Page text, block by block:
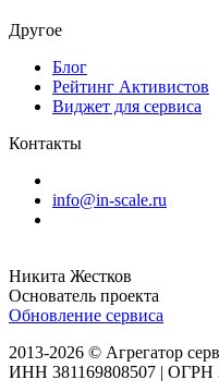
Другое
Блог
Рейтинг Активистов
Виджет для сервиса
Контакты
info@in-scale.ru
Никита Жестков
Основатель проекта
Обновление сервиса
2013-2026 © Агрегатор
ИНН 381169808507 | ОГРН